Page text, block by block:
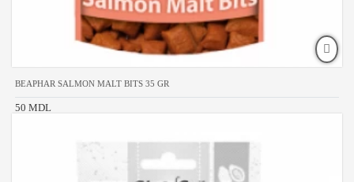
BEAPHAR SALMON MALT BITS 35 GR
50 MDL